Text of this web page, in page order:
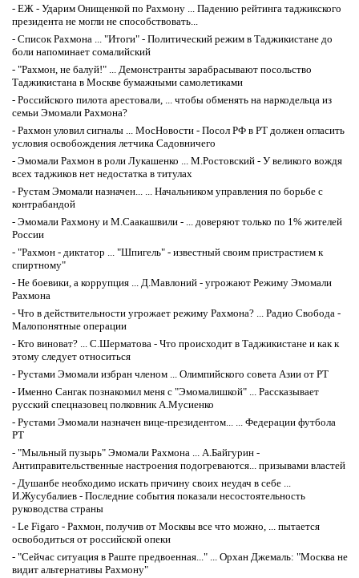
- ЕЖ - Ударим Онищенкой по Рахмону ... Падению рейтинга таджикского
президента не могли не способствовать...
- Список Рахмона ... "Итоги" - Политический режим в Таджикистане до
боли напоминает сомалийский
- "Рахмон, не балуй!" ... Демонстранты зарабрасывают посольство
Таджикистана в Москве бумажными самолетиками
- Российского пилота арестовали, ... чтобы обменять на наркодельца из
семьи Эмомали Рахмона?
- Рахмон уловил сигналы ... МосНовости - Посол РФ в РТ должен огласить
условия освобождения летчика Садовничего
- Эмомали Рахмон в роли Лукашенко ... М.Ростовский - У великого вождя
всех таджиков нет недостатка в титулах
- Рустам Эмомали назначен... ... Начальником управления по борьбе с
контрабандой
- Эмомали Рахмону и М.Саакашвили - ... доверяют только по 1% жителей
России
- "Рахмон - диктатор ... "Шпигель" - известный своим пристрастием к
спиртному"
- Не боевики, а коррупция ... Д.Мавлоний - угрожают Режиму Эмомали
Рахмона
- Что в действительности угрожает режиму Рахмона? ... Радио Свобода -
Малопонятные операции
- Кто виноват? ... С.Шерматова - Что происходит в Таджикистане и как к
этому следует относиться
- Рустами Эмомали избран членом ... Олимпийского совета Азии от РТ
- Именно Сангак познакомил меня с "Эмомалишкой" ... Рассказывает
русский спецназовец полковник А.Мусиенко
- Рустами Эмомали назначен вице-президентом... ... Федерации футбола
РТ
- "Мыльный пузырь" Эмомали Рахмона ... А.Байгурин -
Антиправительственные настроения подогреваются... призывами властей
- Душанбе необходимо искать причину своих неудач в себе ...
И.Жусубалиев - Последние события показали несостоятельность
руководства страны
- Le Figaro - Рахмон, получив от Москвы все что можно, ... пытается
освободиться от российской опеки
- "Сейчас ситуация в Раште предвоенная..." ... Орхан Джемаль: "Москва не
видит альтернативы Рахмону"